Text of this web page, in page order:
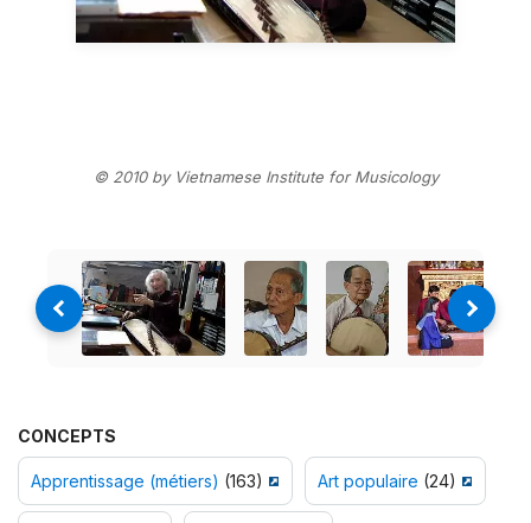
© 2010 by Vietnamese Institute for Musicology
CONCEPTS
Apprentissage (métiers) (163) Art populaire (24)